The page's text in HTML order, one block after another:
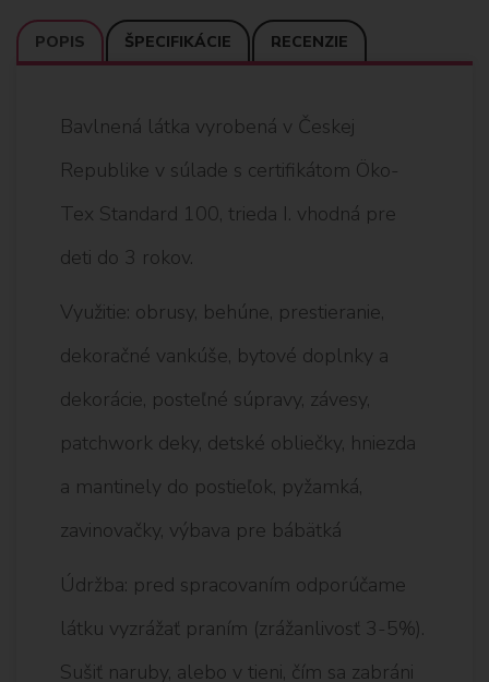
POPIS ŠPECIFIKÁCIE RECENZIE
Bavlnená látka vyrobená v Českej
Republike v súlade s certifikátom Öko-
Tex Standard 100, trieda I. vhodná pre
deti do 3 rokov.
Využitie: obrusy, behúne, prestieranie,
dekoračné vankúše, bytové doplnky a
dekorácie, posteľné súpravy, závesy,
patchwork deky, detské obliečky, hniezda
a mantinely do postieľok, pyžamká,
zavinovačky, výbava pre bábätká
Údržba: pred spracovaním odporúčame
látku vyzrážať praním (zrážanlivosť 3-5%).
Sušiť naruby, alebo v tieni, čím sa zabráni